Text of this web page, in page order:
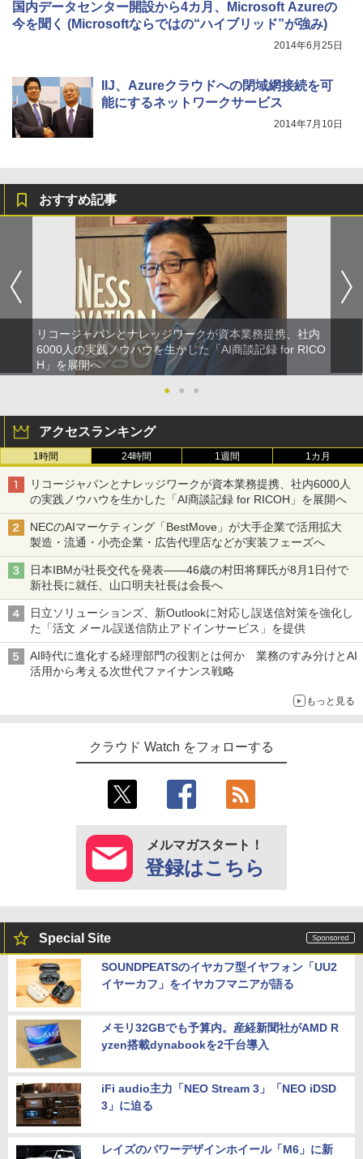
国内データセンター開設から4カ月、Microsoft Azureの
今を聞く (Microsoftならではの“ハイブリッド”が強み)
2014年6月25日
IIJ、Azureクラウドへの閉域網接続を可
能にするネットワークサービス
2014年7月10日
おすすめ記事
リコージャパンとナレッジワークが資本業務提携、社内
6000人の実践ノウハウを生かした「AI商談記録 for RICO
H」を展開へ
●
● ●
アクセスランキング
1時間 24時間 1週間 1カ月
リコージャパンとナレッジワークが資本業務提携、社内6000人
の実践ノウハウを生かした「AI商談記録 for RICOH」を展開へ
NECのAIマーケティング「BestMove」が大手企業で活用拡大
製造・流通・小売企業・広告代理店などが実装フェーズへ
日本IBMが社長交代を発表――46歳の村田将輝氏が8月1日付で
新社長に就任、山口明夫社長は会長へ
日立ソリューションズ、新Outlookに対応し誤送信対策を強化し
た「活文 メール誤送信防止アドインサービス」を提供
AI時代に進化する経理部門の役割とは何か 業務のすみ分けとAI
活用から考える次世代ファイナンス戦略
もっと見る
クラウド Watch をフォローする
メルマガスタート！
登録はこちら
Special Site
SOUNDPEATSのイヤカフ型イヤフォン「UU2
イヤーカフ」をイヤカフマニアが語る
メモリ32GBでも予算内。産経新聞社がAMD R
yzen搭載dynabookを2千台導入
iFi audio主力「NEO Stream 3」「NEO iDSD
3」に迫る
レイズのパワーデザインホイール「M6」に新